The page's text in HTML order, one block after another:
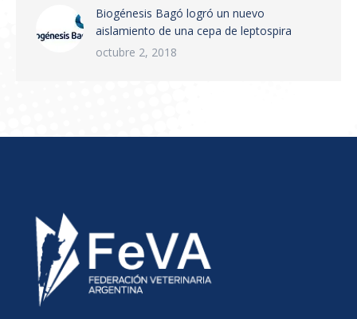
Biogénesis Bagó logró un nuevo
aislamiento de una cepa de leptospira
octubre 2, 2018